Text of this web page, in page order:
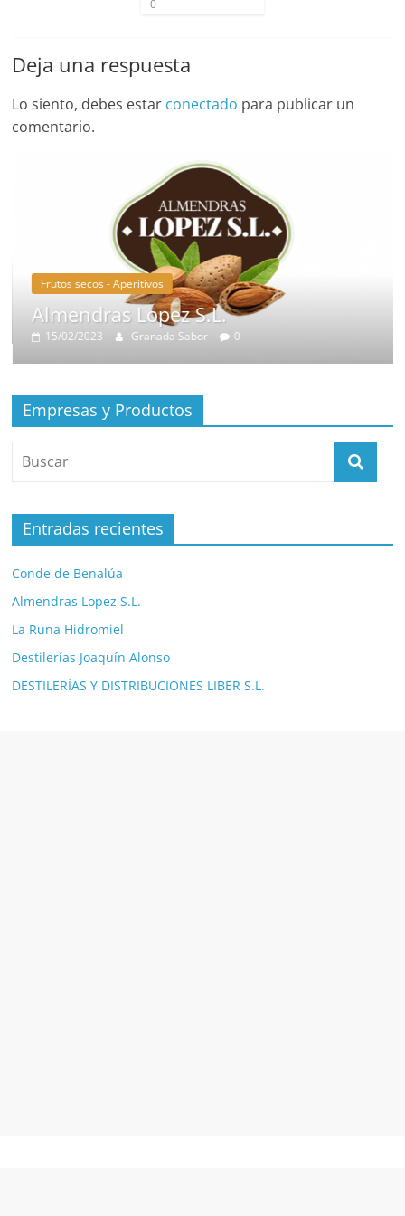
0
Deja una respuesta
Lo siento, debes estar conectado para publicar un
comentario.
Frutos secos - Aperitivos
Almendras Lopez S.L.
15/02/2023 Granada Sabor 0
Empresas y Productos
Entradas recientes
Conde de Benalúa
Almendras Lopez S.L.
La Runa Hidromiel
Destilerías Joaquín Alonso
DESTILERÍAS Y DISTRIBUCIONES LIBER S.L.